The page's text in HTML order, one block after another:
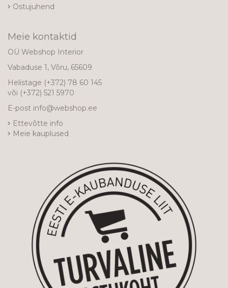
Ostujuhend
Meie kontaktid
OÜ Webshop Interior
Vabaduse 1, Võru, 65609
Helistage (+372) 78 60 145
või (+372) 521 5970
E-post info@webshop.ee
Ettevõtte info
Meie kauplused